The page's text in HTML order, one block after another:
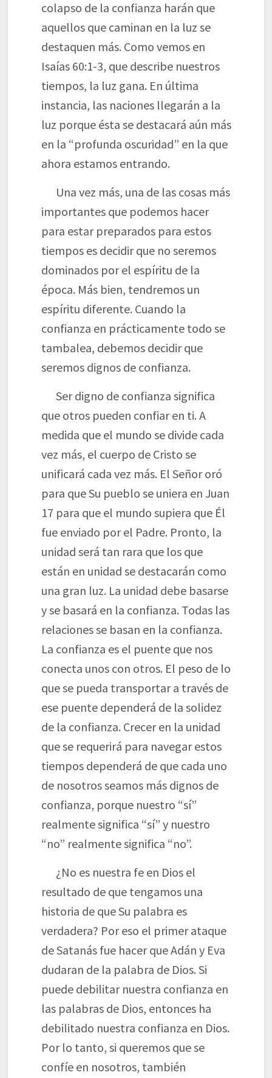
colapso de la confianza harán que
aquellos que caminan en la luz se
destaquen más. Como vemos en
Isaías 60:1-3, que describe nuestros
tiempos, la luz gana. En última
instancia, las naciones llegarán a la
luz porque ésta se destacará aún más
en la “profunda oscuridad” en la que
ahora estamos entrando.
Una vez más, una de las cosas más
importantes que podemos hacer
para estar preparados para estos
tiempos es decidir que no seremos
dominados por el espíritu de la
época. Más bien, tendremos un
espíritu diferente. Cuando la
confianza en prácticamente todo se
tambalea, debemos decidir que
seremos dignos de confianza.
Ser digno de confianza significa
que otros pueden confiar en ti. A
medida que el mundo se divide cada
vez más, el cuerpo de Cristo se
unificará cada vez más. El Señor oró
para que Su pueblo se uniera en Juan
17 para que el mundo supiera que Él
fue enviado por el Padre. Pronto, la
unidad será tan rara que los que
están en unidad se destacarán como
una gran luz. La unidad debe basarse
y se basará en la confianza. Todas las
relaciones se basan en la confianza.
La confianza es el puente que nos
conecta unos con otros. El peso de lo
que se pueda transportar a través de
ese puente dependerá de la solidez
de la confianza. Crecer en la unidad
que se requerirá para navegar estos
tiempos dependerá de que cada uno
de nosotros seamos más dignos de
confianza, porque nuestro “sí”
realmente significa “sí” y nuestro
“no” realmente significa “no”.
¿No es nuestra fe en Dios el
resultado de que tengamos una
historia de que Su palabra es
verdadera? Por eso el primer ataque
de Satanás fue hacer que Adán y Eva
dudaran de la palabra de Dios. Si
puede debilitar nuestra confianza en
las palabras de Dios, entonces ha
debilitado nuestra confianza en Dios.
Por lo tanto, si queremos que se
confíe en nosotros, también